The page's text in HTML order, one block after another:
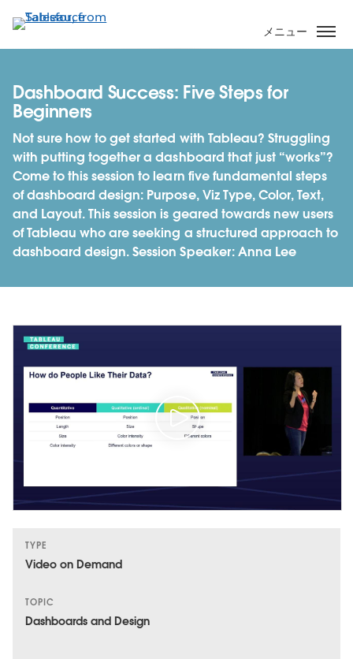
イ
ン
に
移
動
メニュー
Dashboard Success: Five Steps for
Beginners
Not sure how to get started with Tableau? Struggling
with putting together a dashboard that just “works”?
Come to this session to learn five fundamental steps
of dashboard design: Purpose, Viz Type, Color, Text,
and Layout. This session is geared towards new users
of Tableau who are seeking a structured approach to
dashboard design. Session Speaker: Anna Lee
TYPE
Video on Demand
TOPIC
Dashboards and Design